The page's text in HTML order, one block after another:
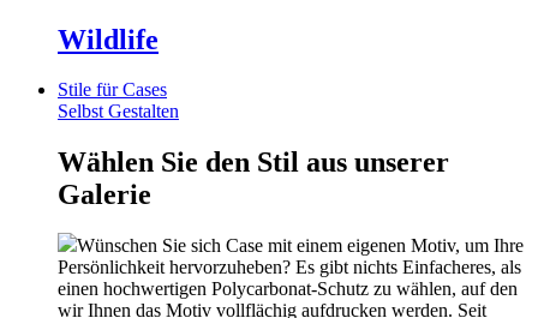
Wildlife
Stile für Cases
Selbst Gestalten
Wählen Sie den Stil aus unserer
Galerie
Wünschen Sie sich Case mit einem eigenen Motiv, um Ihre
Persönlichkeit hervorzuheben? Es gibt nichts Einfacheres, als
einen hochwertigen Polycarbonat-Schutz zu wählen, auf den
wir Ihnen das Motiv vollflächig aufdrucken werden. Seit